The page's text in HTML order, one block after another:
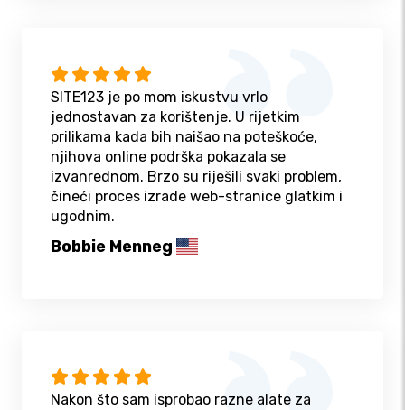
SITE123 je po mom iskustvu vrlo
jednostavan za korištenje. U rijetkim
prilikama kada bih naišao na poteškoće,
njihova online podrška pokazala se
izvanrednom. Brzo su riješili svaki problem,
čineći proces izrade web-stranice glatkim i
ugodnim.
Bobbie Menneg
Nakon što sam isprobao razne alate za